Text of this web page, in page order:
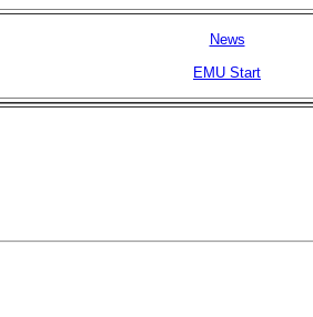
News
EMU Start